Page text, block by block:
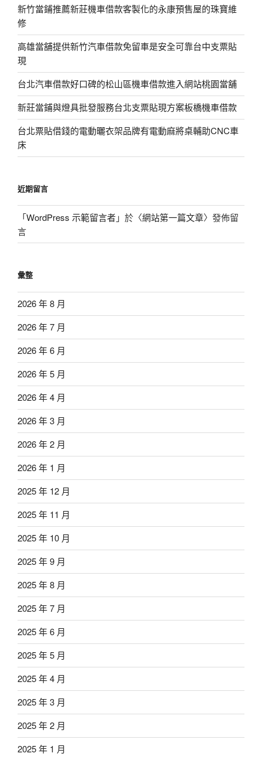
新竹當鋪推薦新莊機車借款客製化的永康預售屋的珠寶維
修
高雄當舖提供新竹汽車借款免留車是安全可靠台中支票貼
現
台北汽車借款好口碑的松山區機車借款進入網站桃園當舖
新莊當鋪與燈具批發服務台北支票貼現方案板橋機車借款
台北票貼借錢的電動曬衣架品牌有電動麻將桌輔助CNC車
床
近期留言
「WordPress 示範留言者」於〈網站第一篇文章〉發佈留
言
彙整
2026 年 8 月
2026 年 7 月
2026 年 6 月
2026 年 5 月
2026 年 4 月
2026 年 3 月
2026 年 2 月
2026 年 1 月
2025 年 12 月
2025 年 11 月
2025 年 10 月
2025 年 9 月
2025 年 8 月
2025 年 7 月
2025 年 6 月
2025 年 5 月
2025 年 4 月
2025 年 3 月
2025 年 2 月
2025 年 1 月